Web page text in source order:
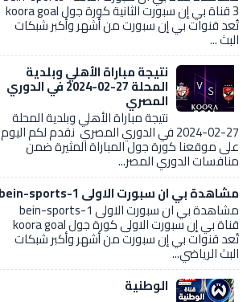
3 قناة بي إن سبورت الثانية كورة جول koora goal
تُعد قنوات بي إن سبورت من أشهر وأكبر شبكات
البث ...
نتيجة مباراة الأهلي وبلدية
المحلة 27-02-2024 في الدوري
المصري
نتيجة مباراة الأهلي وبلدية المحلة
27-02-2024 في الدوري المصري نقدم لكم اليوم
على موقعنا كورة جول المباراة المثيرة ضمن
منافسات الدوري المصر...
مشاهدة بي ان سبورت الاولى bein-sports-1
مشاهدة بي ان سبورت الاولى bein-sports-1
قناة بي إن سبورت الاولى كورة جول koora goal
تُعد قنوات بي إن سبورت من أشهر وأكبر شبكات
البث الرياضي...
الوطنية